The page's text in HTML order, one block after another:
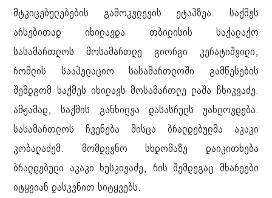
მტკიცებულებების გამოკვლევის ეტაპზეა. საქმეს
არსებითად იხილავდა თბილისის საქალაქო
სასამართლოს მოსამართლე გიორგი კერატიშვილი,
რომლის სააპელაციო სასამართლოში გამწესების
შემდგომ საქმეს იხილავს მოსამართლე ლაშა ჩხიკვაძე.
ამჟამად, საქმის განხილვა დასასრულს უახლოვდება.
სასამართლოს ჩვენება მისცა ბრალდებულმა აკაკი
კობალაძემ. მომდევნო სხდომაზე დაიკითხება
ბრალდებული აკაკი ხუსკივაძე, რის შემდეგაც მხარეები
იტყვიან დასკვნით სიტყვებს.